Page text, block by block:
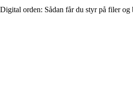
Digital orden: Sådan får du styr på filer og